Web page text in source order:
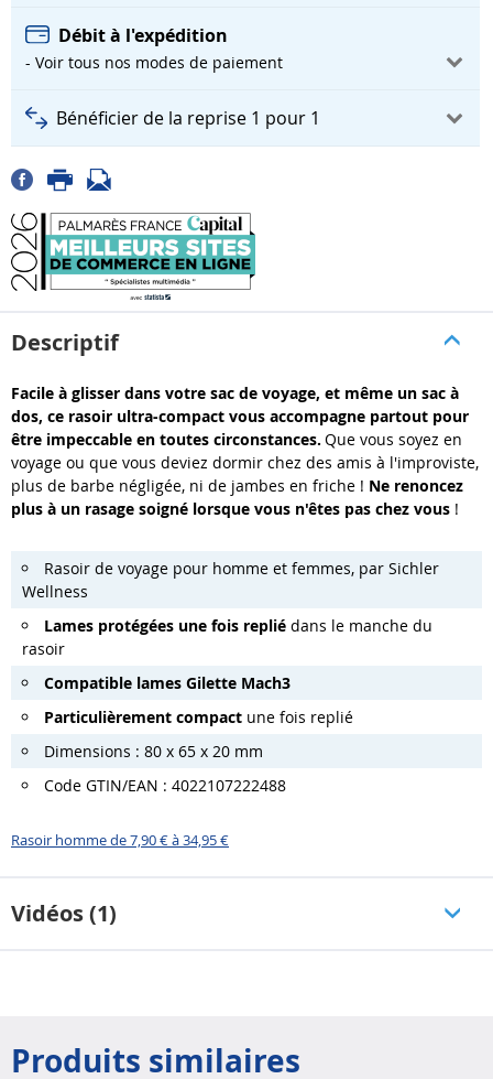
Débit à l'expédition
- Voir tous nos modes de paiement
Bénéficier de la reprise 1 pour 1
Descriptif
Facile à glisser dans votre sac de voyage, et même un sac à
dos, ce rasoir ultra-compact vous accompagne partout pour
être impeccable en toutes circonstances. Que vous soyez en
voyage ou que vous deviez dormir chez des amis à l'improviste,
plus de barbe négligée, ni de jambes en friche ! Ne renoncez
plus à un rasage soigné lorsque vous n'êtes pas chez vous !
Rasoir de voyage pour homme et femmes, par Sichler
Wellness
Lames protégées une fois replié dans le manche du
rasoir
Compatible lames Gilette Mach3
Particulièrement compact une fois replié
Dimensions : 80 x 65 x 20 mm
Code GTIN/EAN : 4022107222488
Rasoir homme de 7,90 € à 34,95 €
Vidéos (1)
Produits similaires